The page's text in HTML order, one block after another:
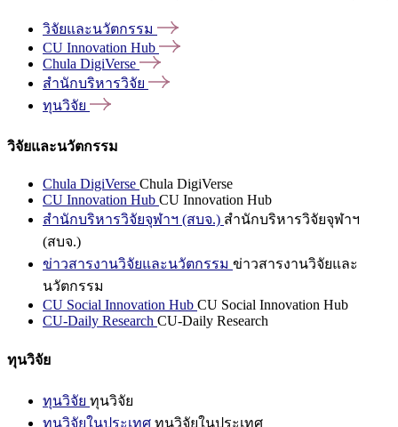
วิจัยและนวัตกรรม
CU Innovation Hub
Chula DigiVerse
สำนักบริหารวิจัย
ทุนวิจัย
วิจัยและนวัตกรรม
Chula DigiVerse Chula DigiVerse
CU Innovation Hub CU Innovation Hub
สำนักบริหารวิจัยจุฬาฯ (สบจ.) สำนักบริหารวิจัยจุฬาฯ
(สบจ.)
ข่าวสารงานวิจัยและนวัตกรรม ข่าวสารงานวิจัยและ
นวัตกรรม
CU Social Innovation Hub CU Social Innovation Hub
CU-Daily Research CU-Daily Research
ทุนวิจัย
ทุนวิจัย ทุนวิจัย
ทุนวิจัยในประเทศ ทุนวิจัยในประเทศ